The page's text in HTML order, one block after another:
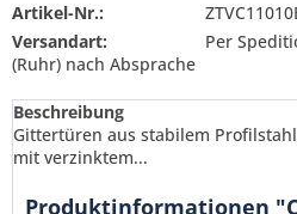
Artikel-Nr.:
Versandart:
Per
(Ruhr) nach Absprache
Beschreibung
Gittertüren aus stabilem
mit verzinktem...
Produktinformationen